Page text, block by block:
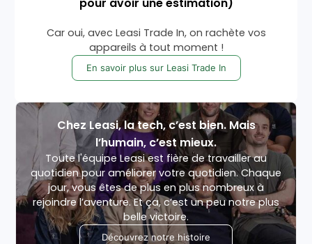
Car oui, avec Leasi Trade In, on rachète vos
appareils à tout moment !
En savoir plus sur Leasi Trade In
Chez Leasi, la tech, c’est bien. Mais
l’humain, c’est mieux.
Toute l'équipe Leasi est fière de travailler au
quotidien pour améliorer votre quotidien. Chaque
jour, vous êtes de plus en plus nombreux à
rejoindre l’aventure. Et ça, c’est un peu notre plus
belle victoire.
Découvrez notre histoire